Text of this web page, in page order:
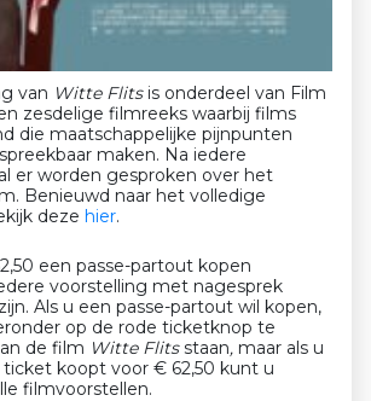
van Witte Flitsis onderdeel van Film
zesdelige filmreeks waarbij films
die maatschappelijke pijnpunten
maken. Na iedere
er worden gesproken over het
Benieuwd naar het volledige
deze hier.
een passe-partout kopen
voorstelling met nagesprek
Als u een passe-partout wil kopen,
op de rode ticketknop te
de film Witte Flitsstaan, maar als u
koopt voor € 62,50 kunt u
filmvoorstellen.